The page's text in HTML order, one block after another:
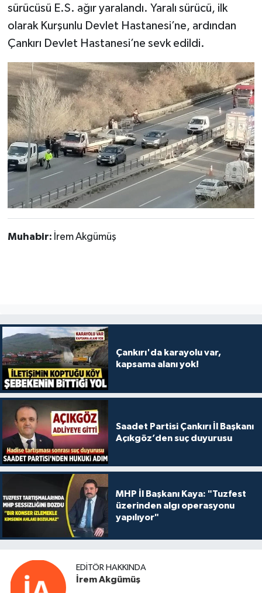
sürücüsü E.S. ağır yaralandı. Yaralı sürücü, ilk
olarak Kurşunlu Devlet Hastanesi’ne, ardından
Çankırı Devlet Hastanesi’ne sevk edildi.
Muhabir: İrem Akgümüş
Çankırı'da karayolu var,
kapsama alanı yok!
Saadet Partisi Çankırı İl Başkanı
Açıkgöz’den suç duyurusu
MHP İl Başkanı Kaya: "Tuzfest
üzerinden algı operasyonu
yapılıyor"
EDITÖR HAKKINDA
İrem Akgümüş